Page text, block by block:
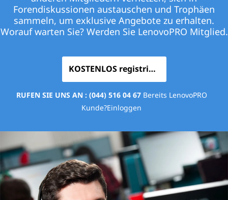
Forendiskussionen austauschen und Trophäen
sammeln, um exklusive Angebote zu erhalten.
Worauf warten Sie? Werden Sie LenovoPRO Mitglied.
KOSTENLOS registrieren
RUFEN SIE UNS AN : (044) 516 04 67 Bereits LenovoPRO
Kunde?Einloggen